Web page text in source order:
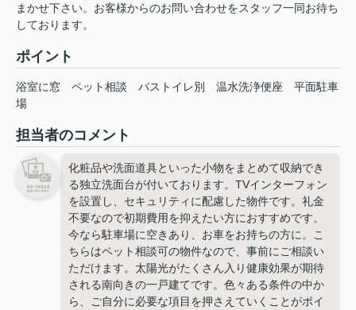
まかせ下さい。お客様からのお問い合わせをスタッフ一同お待ち
しております。
ポイント
浴室に窓 ペット相談 バストイレ別 温水洗浄便座
平面駐車
場
担当者のコメント
化粧品や洗面道具といった小物をまとめて収納でき
る独立洗面台が付いております。TVインターフォン
を設置し、セキュリティに配慮した物件です。礼金
不要なので初期費用を抑えたい方におすすめです。
今なら駐車場に空きあり、お車をお持ちの方に。こ
ちらはペット相談可の物件なので、事前にご相談い
ただけます。太陽光がたくさん入り健康効果が期待
される南向きの一戸建てです。色々ある条件の中か
ら、ご自分に必要な項目を押さえていくことがポイ